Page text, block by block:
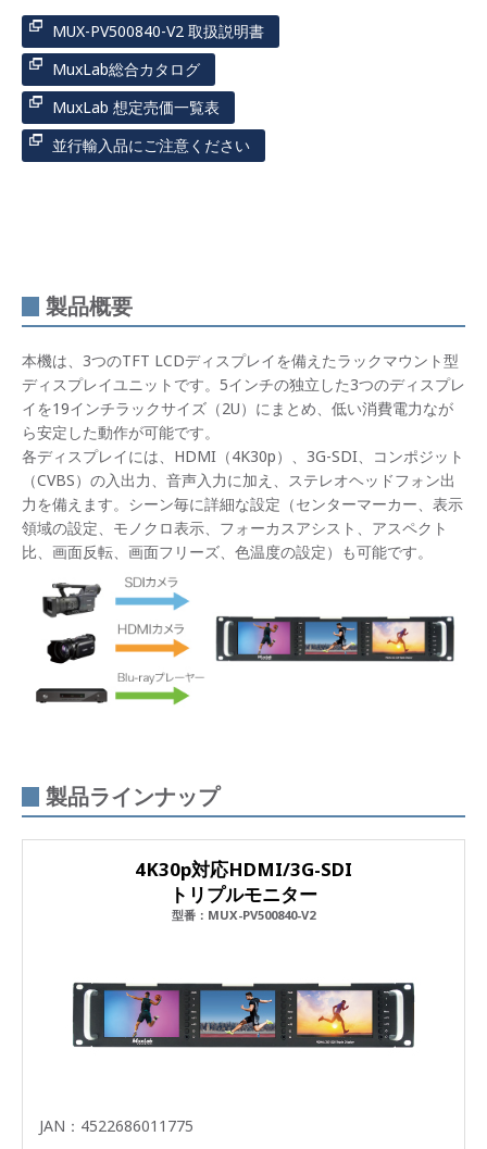
MUX-PV500840-V2 取扱説明書
MuxLab総合カタログ
MuxLab 想定売価一覧表
並行輸入品にご注意ください
製品概要
本機は、3つのTFT LCDディスプレイを備えたラックマウント型
ディスプレイユニットです。5インチの独立した3つのディスプレ
イを19インチラックサイズ（2U）にまとめ、低い消費電力なが
ら安定した動作が可能です。
各ディスプレイには、HDMI（4K30p）、3G-SDI、コンポジット
（CVBS）の入出力、音声入力に加え、ステレオヘッドフォン出
力を備えます。シーン毎に詳細な設定（センターマーカー、表示
領域の設定、モノクロ表示、フォーカスアシスト、アスペクト
比、画面反転、画面フリーズ、色温度の設定）も可能です。
製品ラインナップ
4K30p対応HDMI/3G-SDI
トリプルモニター
型番：MUX-PV500840-V2
JAN：4522686011775